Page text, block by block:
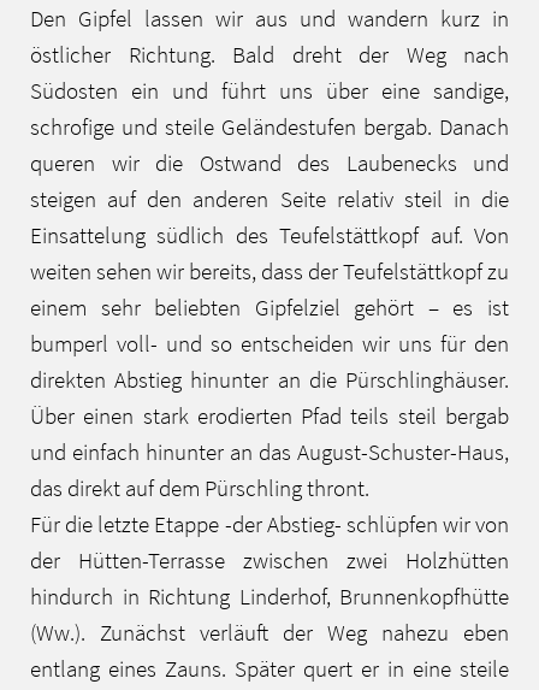
Den Gipfel lassen wir aus und wandern kurz in
östlicher Richtung. Bald dreht der Weg nach
Südosten ein und führt uns über eine sandige,
schrofige und steile Geländestufen bergab. Danach
queren wir die Ostwand des Laubenecks und
steigen auf den anderen Seite relativ steil in die
Einsattelung südlich des Teufelstättkopf auf. Von
weiten sehen wir bereits, dass der Teufelstättkopf zu
einem sehr beliebten Gipfelziel gehört – es ist
bumperl voll- und so entscheiden wir uns für den
direkten Abstieg hinunter an die Pürschlinghäuser.
Über einen stark erodierten Pfad teils steil bergab
und einfach hinunter an das August-Schuster-Haus,
das direkt auf dem Pürschling thront.
Für die letzte Etappe -der Abstieg- schlüpfen wir von
der Hütten-Terrasse zwischen zwei Holzhütten
hindurch in Richtung Linderhof, Brunnenkopfhütte
(Ww.). Zunächst verläuft der Weg nahezu eben
entlang eines Zauns. Später quert er in eine steile